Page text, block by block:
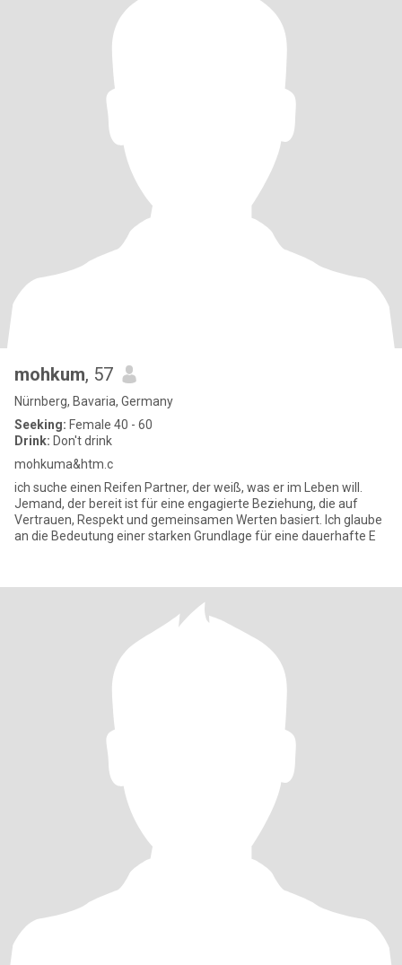
mohkum, 57
Nürnberg, Bavaria, Germany
Seeking: Female 40 - 60
Drink: Don't drink
mohkuma&htm.c
ich suche einen Reifen Partner, der weiß, was er im Leben will.
Jemand, der bereit ist für eine engagierte Beziehung, die auf
Vertrauen, Respekt und gemeinsamen Werten basiert. Ich glaube
an die Bedeutung einer starken Grundlage für eine dauerhafte E